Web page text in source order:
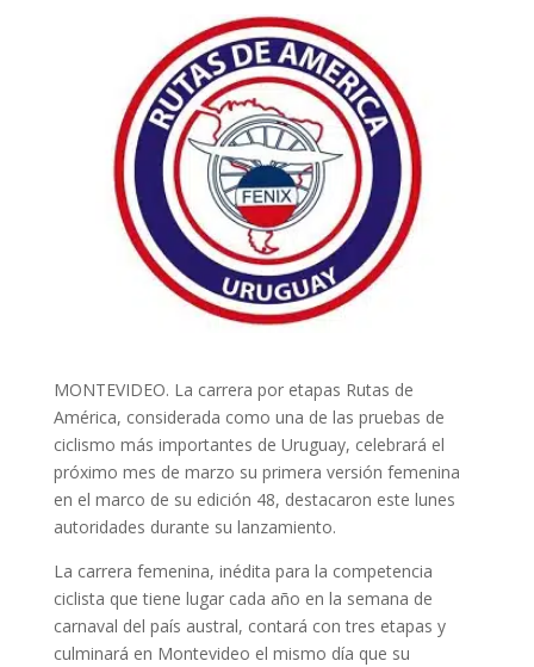
MONTEVIDEO. La carrera por etapas Rutas de
América, considerada como una de las pruebas de
ciclismo más importantes de Uruguay, celebrará el
próximo mes de marzo su primera versión femenina
en el marco de su edición 48, destacaron este lunes
autoridades durante su lanzamiento.
La carrera femenina, inédita para la competencia
ciclista que tiene lugar cada año en la semana de
carnaval del país austral, contará con tres etapas y
culminará en Montevideo el mismo día que su